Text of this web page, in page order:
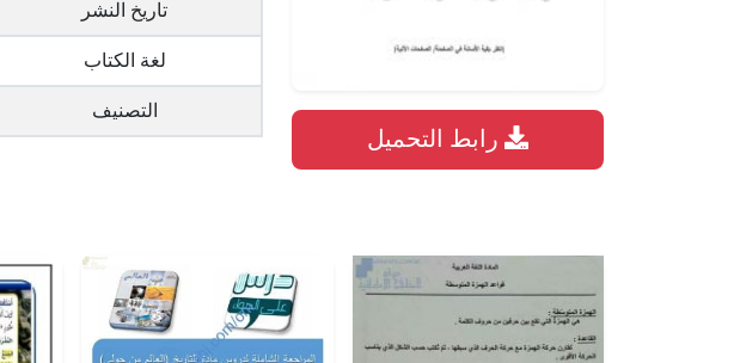
تاريخ النشر
لغة الكتاب
التصنيف